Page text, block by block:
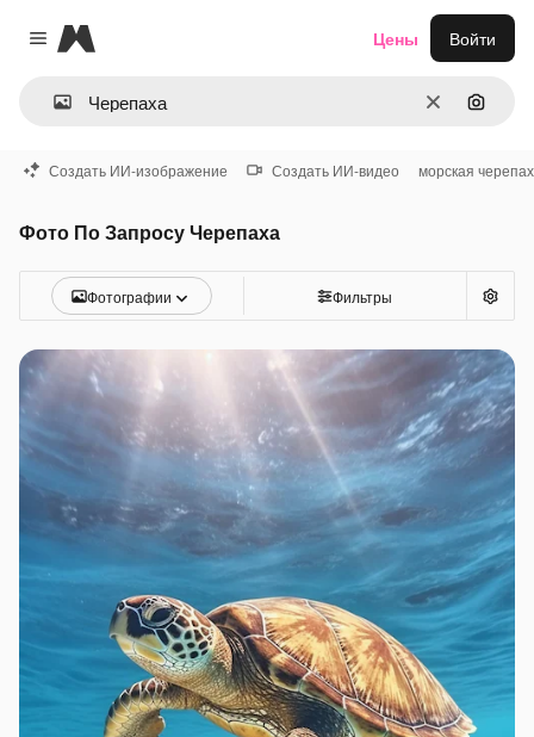
Close menu
Magnific
ОчиститьПоиск
Цены Войти
Создать ИИ-изображение Создать ИИ-видео морская
Фото По Запросу Черепаха
Фотографии Фильтры